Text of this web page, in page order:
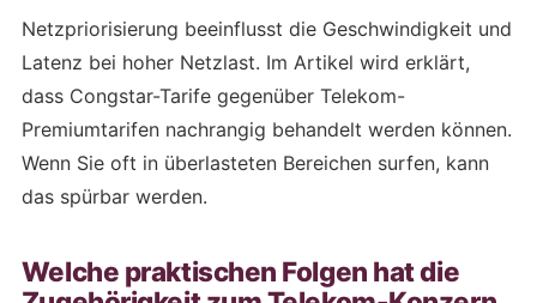
Netzpriorisierung beeinflusst die Geschwindigkeit und
Latenz bei hoher Netzlast. Im Artikel wird erklärt,
dass Congstar-Tarife gegenüber Telekom-
Premiumtarifen nachrangig behandelt werden können.
Wenn Sie oft in überlasteten Bereichen surfen, kann
das spürbar werden.
Welche praktischen Folgen hat die